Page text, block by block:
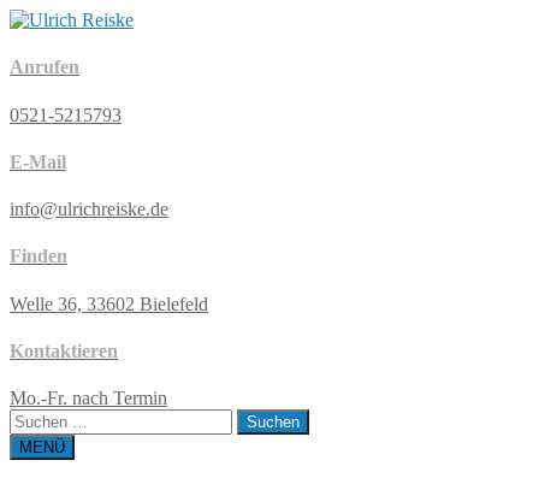
Anrufen
0521-5215793
E-Mail
info@ulrichreiske.de
Finden
Welle 36, 33602 Bielefeld
Kontaktieren
Mo.-Fr. nach Termin
Suchen
nach:
MENÜ